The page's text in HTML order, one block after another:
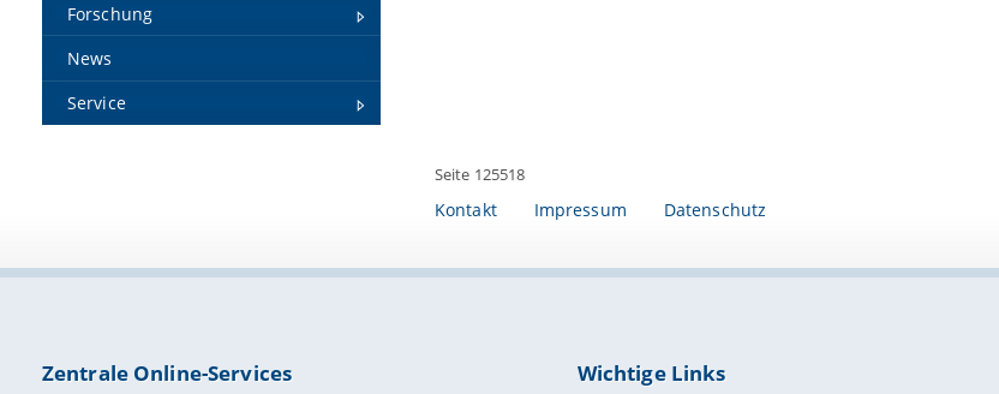
Forschung
News
Service
Seite 125518
Kontakt Impressum Datenschutz
Zentrale Online-Services Wichtige Links